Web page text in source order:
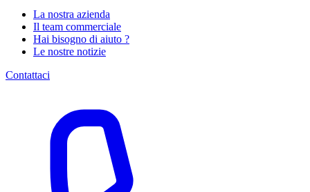
La nostra azienda
Il team commerciale
Hai bisogno di aiuto ?
Le nostre notizie
Contattaci